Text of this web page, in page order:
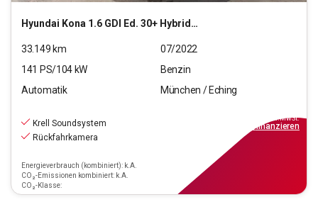
Hyundai Kona 1.6 GDI Ed. 30+ Hybrid 2WD (EURO 6d)
33.149 km
07/2022
141 PS/104 kW
Benzin
Automatik
München / Eching
Krell Soundsystem
Rückfahrkamera
Energieverbrauch (kombiniert): k.A.
CO₂-Emissionen kombiniert: k.A.
CO₂-Klasse:
inkl.MwSt.
finanzieren